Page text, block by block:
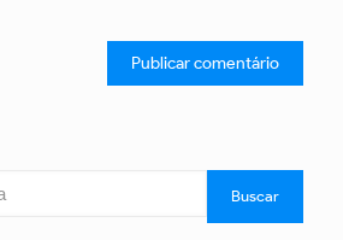
Buscar